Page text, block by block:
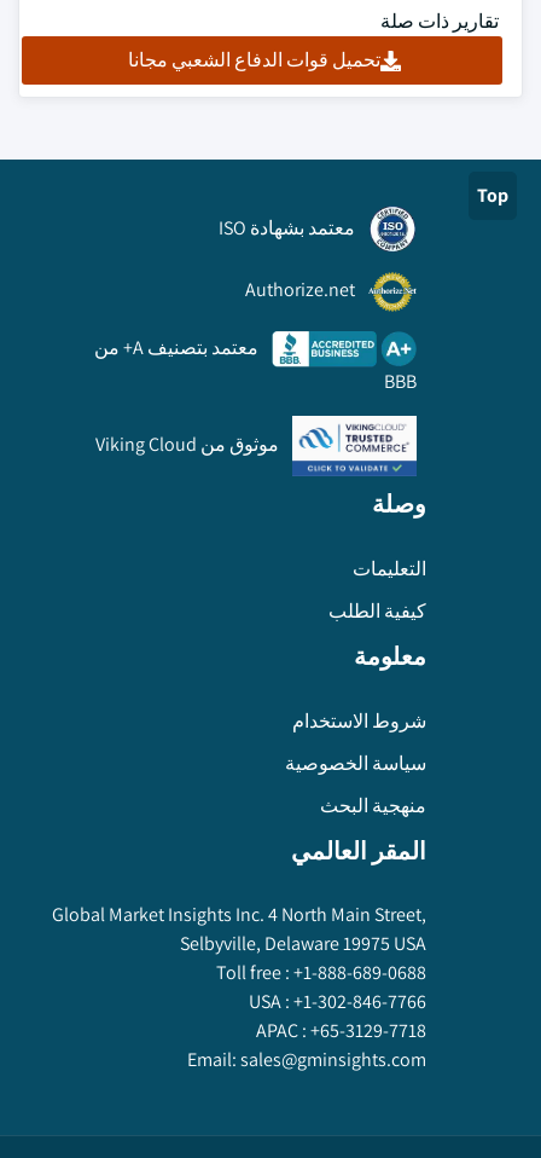
تقارير ذات صلة
تحميل قوات الدفاع الشعبي مجانا
Top
معتمد بشهادة ISO
Authorize.net
معتمد بتصنيف A+ من
BBB
موثوق من Viking Cloud
وصلة
التعليمات
كيفية الطلب
معلومة
شروط الاستخدام
سياسة الخصوصية
منهجية البحث
المقر العالمي
Global Market Insights Inc. 4 North Main Street,
Selbyville, Delaware 19975 USA
Toll free :+1-888-689-0688
USA :+1-302-846-7766
APAC :+65-3129-7718
Email:sales@gminsights.com